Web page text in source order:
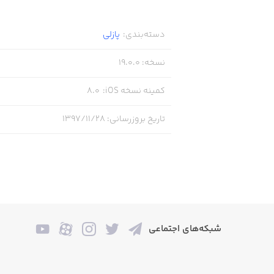
and skills are what matters now!
tactics and strategy skills in magic
دسته‌بندی: پازلی
نسخه:
19.0.0
کمینه نسخه iOS :
8.0
تاریخ بروزرسانی: ۱۳۹۷/۱۱/۲۸
شبکه‌های اجتماعی